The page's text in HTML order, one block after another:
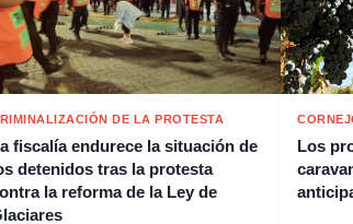
DE LA PROTESTA
fiscalía endurece la situación de
detenidos tras la protesta
la reforma de la Ley de
Los